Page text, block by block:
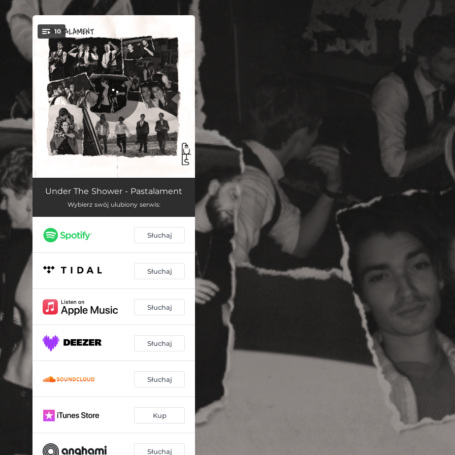
You're all set!
10
Bond 04:48
Uciekam Znowu Nocą
Ściany 04:50
Dość 04:41
Róż 03:20
Oktawy 03:49
Pastalament 04:50
03:51
Under The Shower - Pastalament
Wybierz swój ulubiony serwis:
Słuchaj
Słuchaj
Słuchaj
Słuchaj
Słuchaj
Kup
Słuchaj